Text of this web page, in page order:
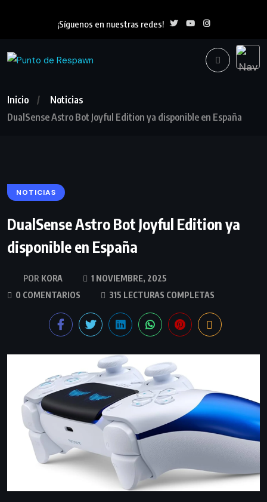
¡Síguenos en nuestras redes!
Inicio
Noticias
DualSense Astro Bot Joyful Edition ya disponible en España
NOTICIAS
DualSense Astro Bot Joyful Edition ya
disponible en España
KORA
1 NOVIEMBRE, 2025
0 COMENTARIOS
315 LECTURAS COMPLETAS